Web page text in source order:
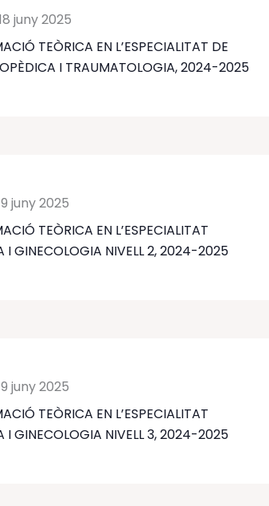
TEÒRICA EN L’ESPECIALITAT DE
I TRAUMATOLOGIA, 2024-2025
juny 2025
TEÒRICA EN L’ESPECIALITAT
I GINECOLOGIA NIVELL 2, 2024-2025
juny 2025
TEÒRICA EN L’ESPECIALITAT
I GINECOLOGIA NIVELL 3, 2024-2025
juny 2025